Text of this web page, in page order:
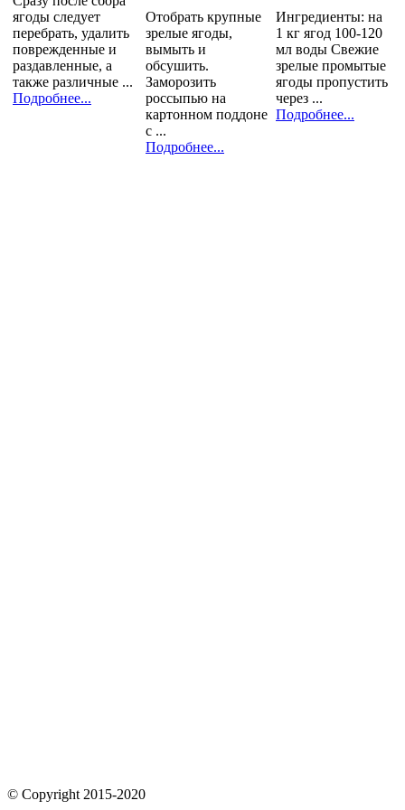
ягоды следует
перебрать, удалить
поврежденные и
раздавленные, а
также различные ...
Подробнее...
Отобрать крупные
зрелые ягоды,
вымыть и
обсушить.
Заморозить
россыпью на
картонном поддоне
с ...
Подробнее...
Ингредиенты: на
1 кг ягод 100-120
мл воды Свежие
зрелые промытые
ягоды пропустить
через ...
Подробнее...
© Copyright 2015-2020